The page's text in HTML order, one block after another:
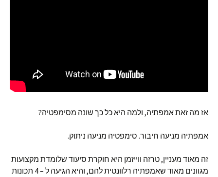
אז מה זאת אמפתיה, ולמה היא כל כך שונה מסימפטיה?
אמפתיה מניעה חיבור. סימפטיה מניעה ניתוק.
זה מאוד מעניין, טרזה ווייזמן היא חוקרת סיעוד שלומדת מקצועות
מגוונים מאוד שאמפתיה רלוונטית להם, והיא הגיעה ל – 4 תכונות